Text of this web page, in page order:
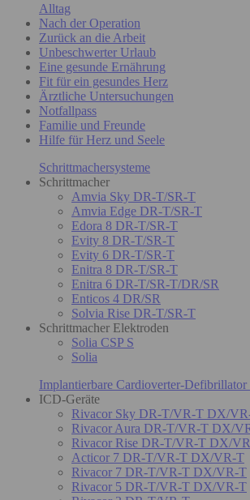
Alltag
Nach der Operation
Zurück an die Arbeit
Unbeschwerter Urlaub
Eine gesunde Ernährung
Fit für ein gesundes Herz
Ärztliche Untersuchungen
Notfallpass
Familie und Freunde
Hilfe für Herz und Seele
Schrittmachersysteme
Schrittmacher
Amvia Sky DR-T/SR-T
Amvia Edge DR-T/SR-T
Edora 8 DR-T/SR-T
Evity 8 DR-T/SR-T
Evity 6 DR-T/SR-T
Enitra 8 DR-T/SR-T
Enitra 6 DR-T/SR-T/DR/SR
Enticos 4 DR/SR
Solvia Rise DR-T/SR-T
Schrittmacher Elektroden
Solia CSP S
Solia
Implantierbare Cardioverter-
ICD-Geräte
Rivacor Sky DR-T/VR-T DX/
Rivacor Aura DR-T/VR-T DX/
Rivacor Rise DR-T/VR-T DX/
Acticor 7 DR-T/VR-T DX/VR-T
Rivacor 7 DR-T/VR-T DX/VR-T
Rivacor 5 DR-T/VR-T DX/VR-T